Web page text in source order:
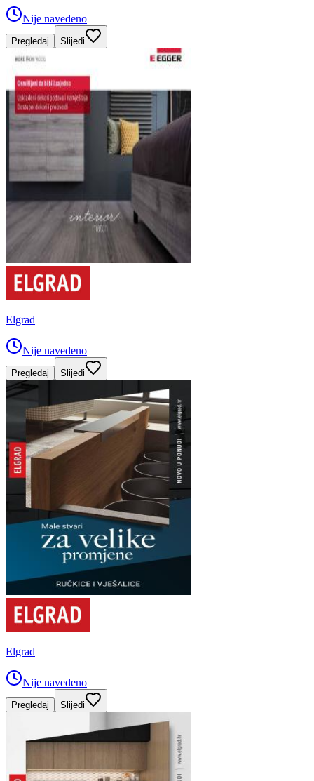
Nije navedeno
Pregledaj Slijedi
Elgrad
Nije navedeno
Pregledaj Slijedi
Elgrad
Nije navedeno
Pregledaj Slijedi